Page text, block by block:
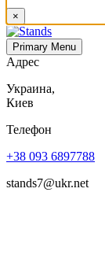
×
Primary Menu
Адрес
Украина,
Киев
Телефон
+38 093 6897788
stands7@ukr.net